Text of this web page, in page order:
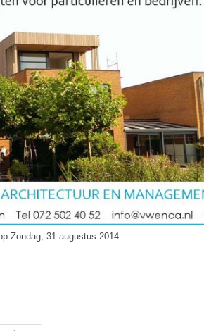
Zondag, 31 augustus 2014.